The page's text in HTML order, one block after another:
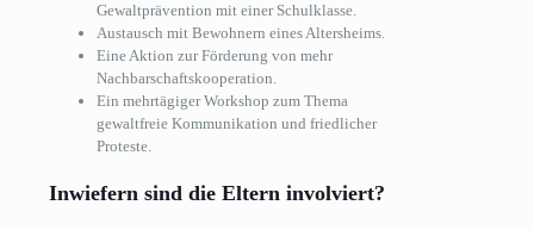
Gewaltprävention mit einer Schulklasse.
Austausch mit Bewohnern eines Altersheims.
Eine Aktion zur Förderung von mehr
Nachbarschaftskooperation.
Ein mehrtägiger Workshop zum Thema
gewaltfreie Kommunikation und friedlicher
Proteste.
Inwiefern sind die Eltern involviert?